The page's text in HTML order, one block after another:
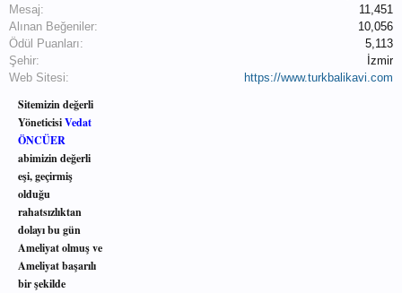
Mesaj:
11,451
Alınan Beğeniler:
10,056
Ödül Puanları:
5,113
Şehir:
İzmir
Web Sitesi:
https://www.turkbalikavi.com
Sitemizin değerli
YöneticisiVedat
ÖNCÜER
abimizin değerli
eşi, geçirmiş
olduğu
rahatsızlıktan
dolayı bu gün
Ameliyat olmuş ve
Ameliyat başarılı
bir şekilde